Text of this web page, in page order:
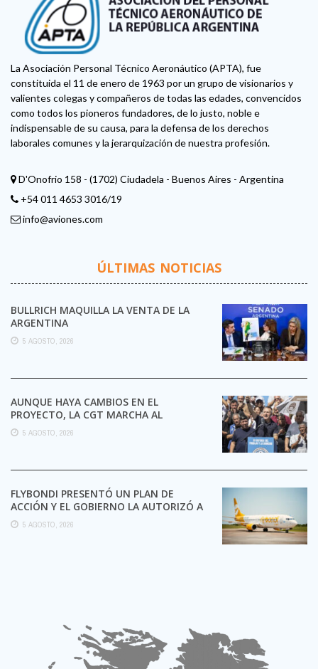
La Asociación Personal Técnico Aeronáutico (APTA), fue
constituida el 11 de enero de 1963 por un grupo de visionarios y
valientes colegas y compañeros de todas las edades, convencidos
como todos los pioneros fundadores, de lo justo, noble e
indispensable de su causa, para la defensa de los derechos
laborales comunes y la jerarquización de nuestra profesión.
D'Onofrio 158 - (1702) Ciudadela - Buenos Aires - Argentina
+54 011 4653 3016/19
info@aviones.com
ÚLTIMAS NOTICIAS
BULLRICH MAQUILLA LA VENTA DE LA
ARGENTINA
5 AGOSTO, 2026
AUNQUE HAYA CAMBIOS EN EL
PROYECTO, LA CGT MARCHA AL
CONGRESO CONTRA LA LEY DE ...
5 AGOSTO, 2026
FLYBONDI PRESENTÓ UN PLAN DE
ACCIÓN Y EL GOBIERNO LA AUTORIZÓ A
SEGUIR OPERANDO
5 AGOSTO, 2026